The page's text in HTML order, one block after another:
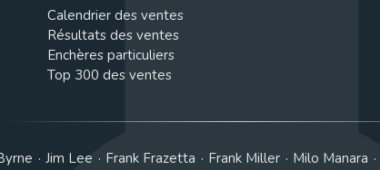
Calendrier des ventes
Résultats des ventes
Enchères particuliers
Top 300 des ventes
Jim Lee Frank Frazetta Frank Miller Milo Manara